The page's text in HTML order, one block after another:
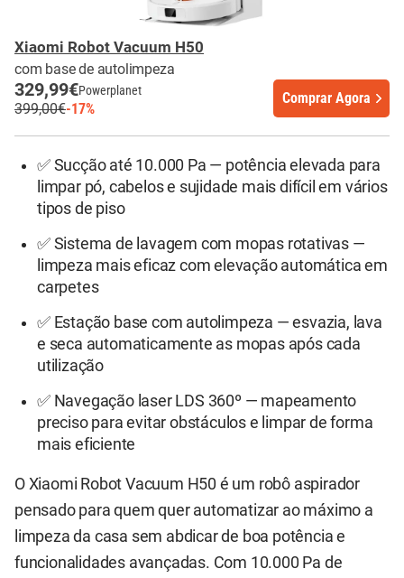
Xiaomi Robot Vacuum H50
com base de autolimpeza
329,99€Powerplanet
399,00€-17%
Comprar Agora
✅ Sucção até 10.000 Pa — potência elevada para
limpar pó, cabelos e sujidade mais difícil em vários
tipos de piso
✅ Sistema de lavagem com mopas rotativas —
limpeza mais eficaz com elevação automática em
carpetes
✅ Estação base com autolimpeza — esvazia, lava
e seca automaticamente as mopas após cada
utilização
✅ Navegação laser LDS 360º — mapeamento
preciso para evitar obstáculos e limpar de forma
mais eficiente
O Xiaomi Robot Vacuum H50 é um robô aspirador
pensado para quem quer automatizar ao máximo a
limpeza da casa sem abdicar de boa potência e
funcionalidades avançadas. Com 10.000 Pa de